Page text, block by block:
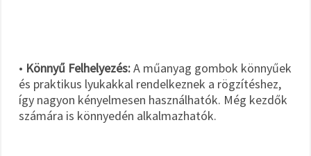
• Könnyű Felhelyezés:A műanyag gombok könnyűek
és praktikus lyukakkal rendelkeznek a rögzítéshez,
így nagyon kényelmesen használhatók. Még kezdők
számára is könnyedén alkalmazhatók.